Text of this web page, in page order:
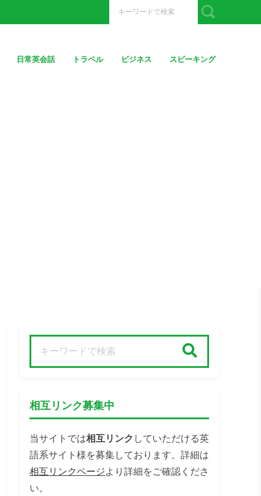
日常英会話 トラベル ビジネス スピーキング
相互リンク募集中
当サイトでは相互リンク していただける英
語系サイト様を募集しております。詳細は
相互リンクページより詳細をご確認くださ
い。